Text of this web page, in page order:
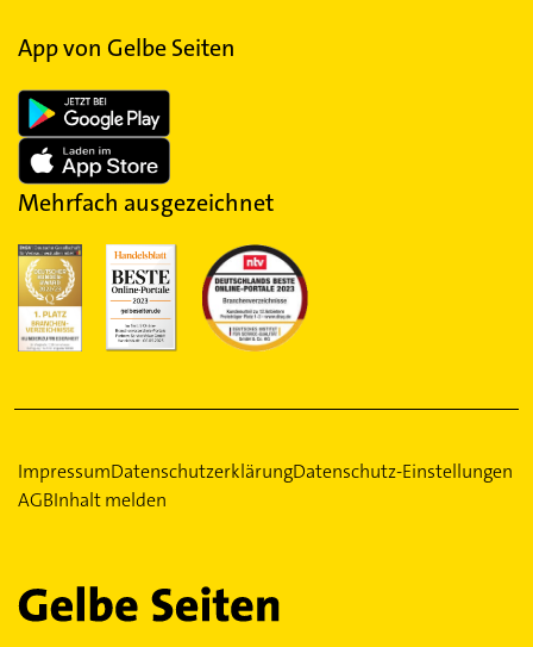
App von Gelbe Seiten
Mehrfach ausgezeichnet
ImpressumDatenschutzerklärungDatenschutz-Einstellungen
AGBInhalt melden